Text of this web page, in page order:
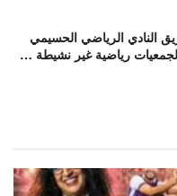
النادي الرياضي الحسيمي
رياضية غير نشيطة …